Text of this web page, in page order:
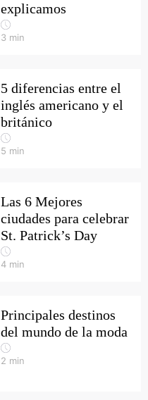
explicamos
3 min
5 diferencias entre el
inglés americano y el
británico
5 min
Las 6 Mejores
ciudades para celebrar
St. Patrick’s Day
4 min
Principales destinos
del mundo de la moda
2 min